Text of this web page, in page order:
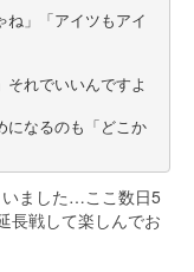
ね」「アイツもアイ
それでいいんですよ
になるのも「どこか
ました…ここ数日5
長戦して楽しんでお